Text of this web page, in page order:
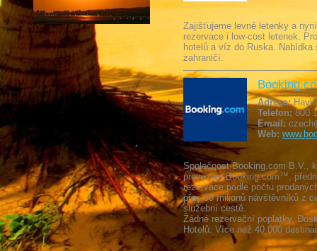
Zajišťujeme levné letenky a
rezervace i low-cost letenek.
hotelů a víz do Ruska.
zahraničí.
Adresa:
Telefon: 800
Email:
Web:
Společnost Booking.com B.V.,
provozuje Booking.com™,
rezervace podle počtu
přes 30 milionů návštěvníků z
služební cestě.
Žádné rezervační poplatky.
Hotelů. Více než 40 000